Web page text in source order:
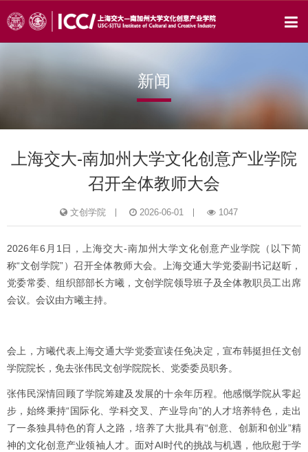
新闻
上海交大-南加州大学文化创意产业学院
召开全体教师大会
文创学院 2026-06-01 1047
2026年6月1日，上海交大-南加州大学文化创意产业学院（以下简
称“文创学院”）召开全体教师大会。上海交通大学党委副书记赵昕，
党委常委、组织部部长方曦，文创学院领导班子及全体教职员工出席
会议。会议由方曦主持。
会上，方曦代表上海交通大学党委宣读任免决定，宣布韩挺担任文创
学院院长，免去张伟民文创学院院长、党委委员职务。
张伟民深情回顾了学院筹建及发展的十余年历程。他感慨学院从零起
步，始终秉持“国际化、学科交叉、产业导向”的人才培养特色，走出
了一条独具特色的育人之路，培养了大批具有“创意、创新和创业”精
神的文化创意产业领袖人才。面对AI时代的挑战与机遇，他欣慰于学